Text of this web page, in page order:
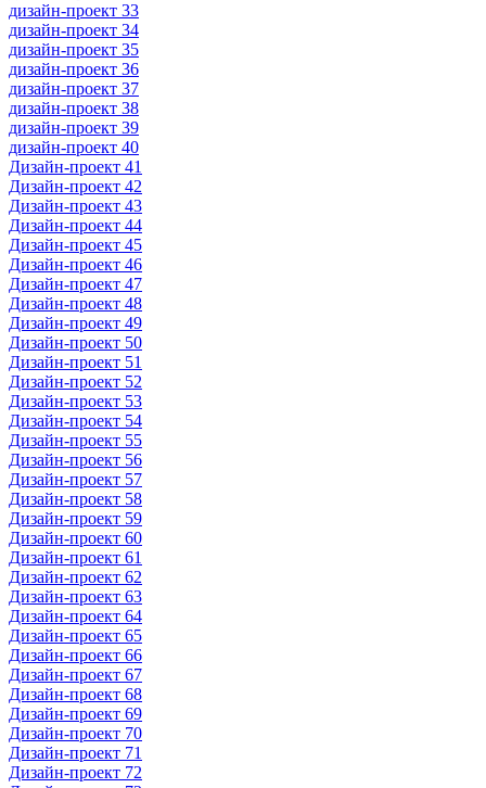
дизайн-проект 33
дизайн-проект 34
дизайн-проект 35
дизайн-проект 36
дизайн-проект 37
дизайн-проект 38
дизайн-проект 39
дизайн-проект 40
Дизайн-проект 41
Дизайн-проект 42
Дизайн-проект 43
Дизайн-проект 44
Дизайн-проект 45
Дизайн-проект 46
Дизайн-проект 47
Дизайн-проект 48
Дизайн-проект 49
Дизайн-проект 50
Дизайн-проект 51
Дизайн-проект 52
Дизайн-проект 53
Дизайн-проект 54
Дизайн-проект 55
Дизайн-проект 56
Дизайн-проект 57
Дизайн-проект 58
Дизайн-проект 59
Дизайн-проект 60
Дизайн-проект 61
Дизайн-проект 62
Дизайн-проект 63
Дизайн-проект 64
Дизайн-проект 65
Дизайн-проект 66
Дизайн-проект 67
Дизайн-проект 68
Дизайн-проект 69
Дизайн-проект 70
Дизайн-проект 71
Дизайн-проект 72